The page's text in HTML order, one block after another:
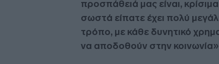
προσπάθειά μας είναι,
σωστά είπατε έχει πολύ
τρόπο, με κάθε δυνητικό
να αποδοθούν στην κοινωνία»